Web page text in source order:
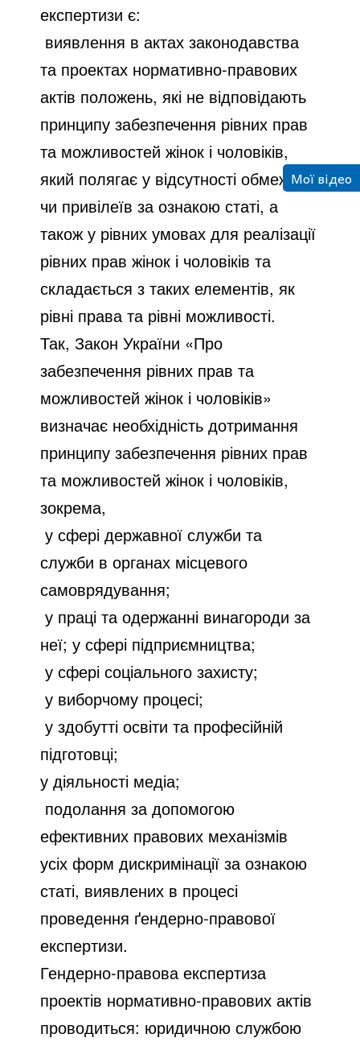
експертизи є:
виявлення в актах законодавства
та проектах нормативно-правових
актів положень, які не відповідають
принципу забезпечення рівних прав
та можливостей жінок і чоловіків,
який полягає у відсутності обмежень
чи привілеїв за ознакою статі, а
також у рівних умовах для реалізації
рівних прав жінок і чоловіків та
складається з таких елементів, як
рівні права та рівні можливості.
Так, Закон України «Про
забезпечення рівних прав та
можливостей жінок і чоловіків»
визначає необхідність дотримання
принципу забезпечення рівних прав
та можливостей жінок і чоловіків,
зокрема,
у сфері державної служби та
служби в органах місцевого
самоврядування;
у праці та одержанні винагороди за
неї; у сфері підприємництва;
у сфері соціального захисту;
у виборчому процесі;
у здобутті освіти та професійній
підготовці;
у діяльності медіа;
подолання за допомогою
ефективних правових механізмів
усіх форм дискримінації за ознакою
статі, виявлених в процесі
проведення ґендерно-правової
експертизи.
Гендерно-правова експертиза
проектів нормативно-правових актів
проводиться: юридичною службою
Мої відео